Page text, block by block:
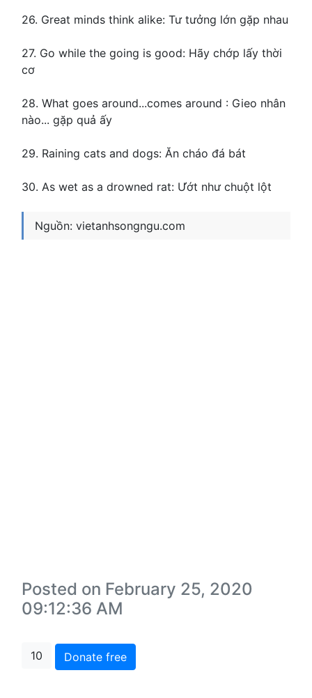
26. Great minds think alike: Tư tưởng lớn gặp nhau
27. Go while the going is good: Hãy chớp lấy thời
cơ
28. What goes around...comes around : Gieo nhân
nào... gặp quả ấy
29. Raining cats and dogs: Ăn cháo đá bát
30. As wet as a drowned rat: Ướt như chuột lột
Nguồn: vietanhsongngu.com
Posted on February 25, 2020
09:12:36 AM
10 Donate free